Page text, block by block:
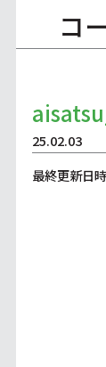
コ
25.02.03
最終更新日